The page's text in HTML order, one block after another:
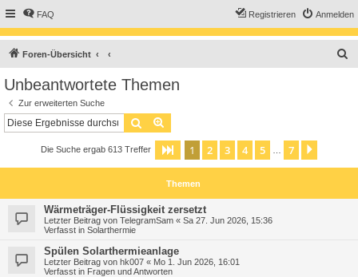
FAQ Anmelden
Registrieren
Foren-Übersicht
Unbeantwortete Themen
Zur erweiterten Suche
Suche
Die Suche ergab 613 Treffer Seite 1von
1 2 3 4 5 7
Themen
Wärmeträger-Flüssigkeit zersetzt
Letzter Beitrag von TelegramSam « Sa 27. Jun 2026, 15:36
Verfasst in Solarthermie
Spülen Solarthermieanlage
Letzter Beitrag von hk007 « Mo 1. Jun 2026, 16:01
Verfasst in Fragen und Antworten